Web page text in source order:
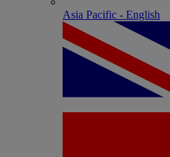
Asia Pacific - English